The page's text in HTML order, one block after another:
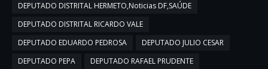
DEPUTADO DISTRITAL HERMETO,Noticias DF,SAÚDE
DEPUTADO DISTRITAL RICARDO VALE
DEPUTADO EDUARDO PEDROSA
DEPUTADO JULIO CESAR
DEPUTADO PEPA
DEPUTADO RAFAEL PRUDENTE